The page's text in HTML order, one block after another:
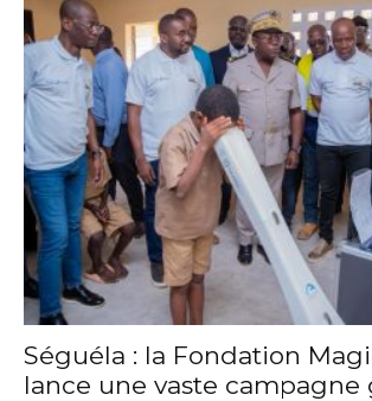
Séguéla : la Fondation
lance une vaste campagne